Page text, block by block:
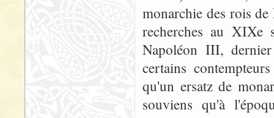
monarchie des rois de
recherches au XIXe
Napoléon III,
certains
qu'un ersatz de
souviens qu'à